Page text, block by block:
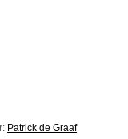
Patrick de Graaf